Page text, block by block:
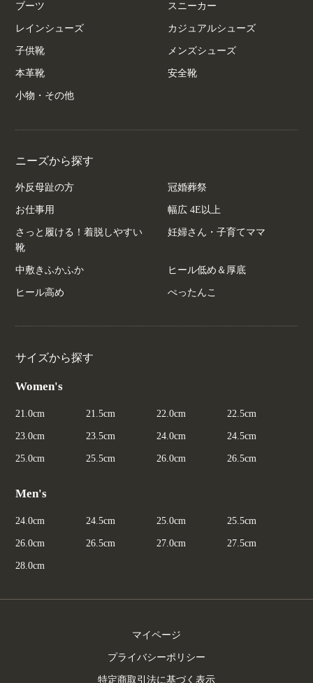
ブーツ スニーカー
レインシューズ カジュアルシューズ
子供靴 メンズシューズ
本革靴 安全靴
小物・その他
ニーズから探す
外反母趾の方 冠婚葬祭
お仕事用 幅広 4E以上
さっと履ける！着脱しやすい
靴
妊婦さん・子育てママ
中敷きふかふか ヒール低め＆厚底
ヒール高め ぺったんこ
サイズから探す
Women's
21.0cm 21.5cm 22.0cm 22.5cm
23.0cm 23.5cm 24.0cm 24.5cm
25.0cm 25.5cm 26.0cm 26.5cm
Men's
24.0cm 24.5cm 25.0cm 25.5cm
26.0cm 26.5cm 27.0cm 27.5cm
28.0cm
マイページ
プライバシーポリシー
特定商取引法に基づく表示